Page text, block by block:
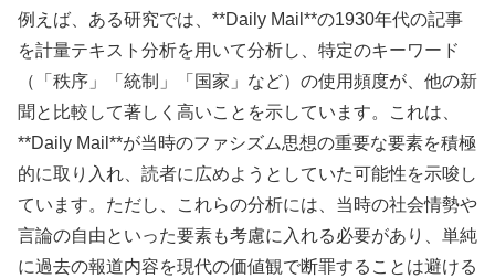
例えば、ある研究では、**Daily Mail**の1930年代の記事
を計量テキスト分析を用いて分析し、特定のキーワード
（「秩序」「統制」「国家」など）の使用頻度が、他の新
聞と比較して著しく高いことを示しています。これは、
**Daily Mail**が当時のファシズム思想の重要な要素を積極
的に取り入れ、読者に広めようとしていた可能性を示唆し
ています。ただし、これらの分析には、当時の社会情勢や
言論の自由といった要素も考慮に入れる必要があり、単純
に過去の報道内容を現代の価値観で断罪することは避ける